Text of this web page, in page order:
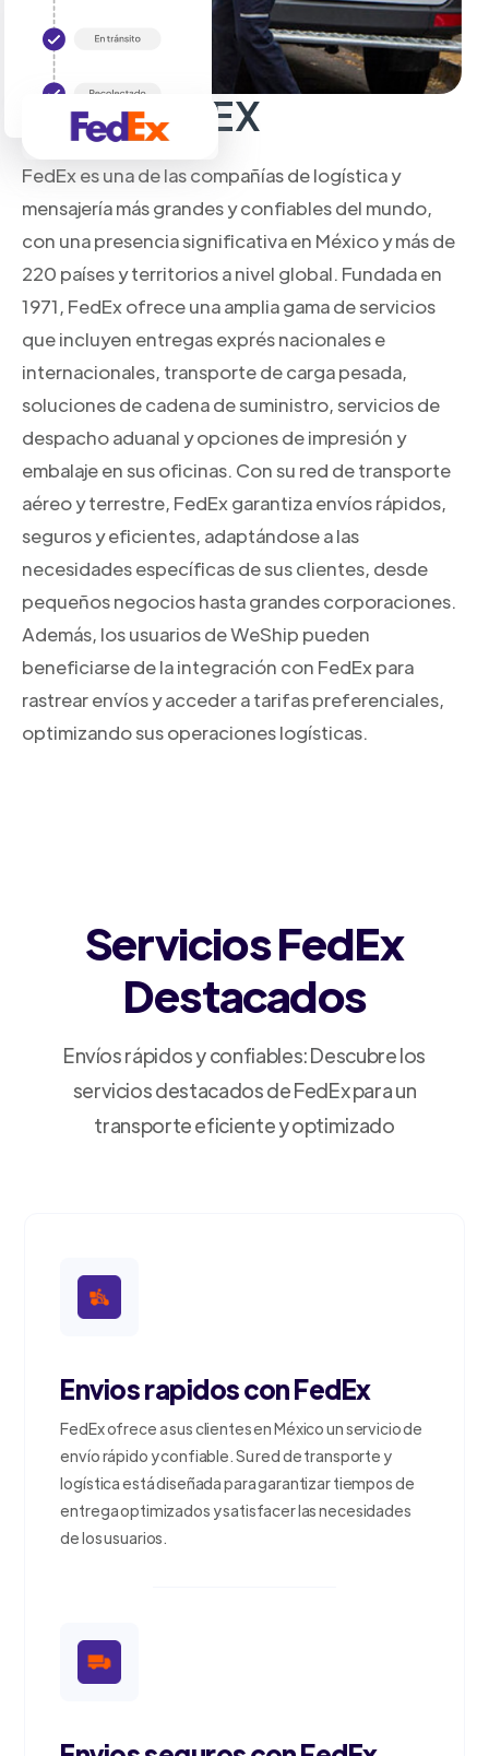
Sobre FedEX
FedEx es una de las compañías de logística y
mensajería más grandes y confiables del mundo,
con una presencia significativa en México y más de
220 países y territorios a nivel global. Fundada en
1971, FedEx ofrece una amplia gama de servicios
que incluyen entregas exprés nacionales e
internacionales, transporte de carga pesada,
soluciones de cadena de suministro, servicios de
despacho aduanal y opciones de impresión y
embalaje en sus oficinas. Con su red de transporte
aéreo y terrestre, FedEx garantiza envíos rápidos,
seguros y eficientes, adaptándose a las
necesidades específicas de sus clientes, desde
pequeños negocios hasta grandes corporaciones.
Además, los usuarios de WeShip pueden
beneficiarse de la integración con FedEx para
rastrear envíos y acceder a tarifas preferenciales,
optimizando sus operaciones logísticas.
Servicios FedEx
Destacados
Envíos rápidos y confiables: Descubre los
servicios destacados de FedEx para un
transporte eficiente y optimizado
Envios rapidos con FedEx
FedEx ofrece a sus clientes en México un servicio de
envío rápido y confiable. Su red de transporte y
logística está diseñada para garantizar tiempos de
entrega optimizados y satisfacer las necesidades
de los usuarios.